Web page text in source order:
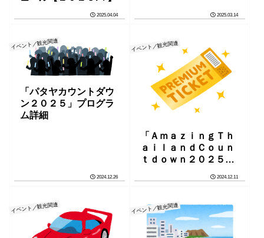
2025.04.04 2025.03.14
イベント／観光関連
「パタヤカウントダウ
ン２０２５」プログラ
ム詳細
2024.12.26
イベント／観光関連
「ＡｍａｚｉｎｇＴｈ
ａｉｌａｎｄＣｏｕｎ
ｔｄｏｗｎ２０２５」
【ＩＣＯＮＳＩＡＭ】
2024.12.11
イベント／観光関連 イベント／観光関連